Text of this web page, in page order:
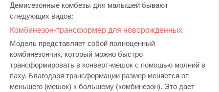
Демисезонные комбезы для малышей бывают
следующих видов:
Комбинезон-трансформер для новорожденных
Модель представляет собой полноценный
комбинезончик, который можно быстро
трансформировать в конверт-мешок с помощью молний в
паху. Благодаря трансформации размер меняется от
меньшего (мешок) к большему (комбинезон). Это дает